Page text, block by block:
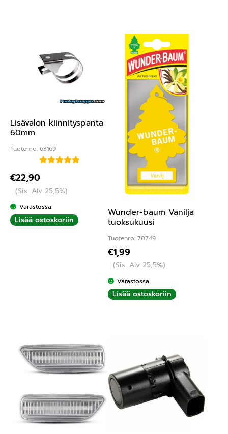
Lisävalon kiinnityspanta
60mm
Tuotenro: 63169
5.00/ 5
€22,90
(Sis. Alv 25,5%)
Varastossa
Lisää ostoskoriin
Wunder-baum Vanilja
tuoksukuusi
Tuotenro: 70749
€1,99
(Sis. Alv 25,5%)
Varastossa
Lisää ostoskoriin